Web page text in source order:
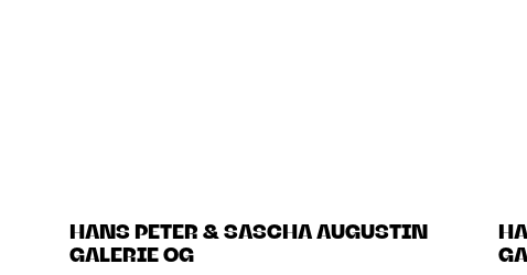
HANS PETER & SASCHA AUGUSTIN
GALERIE OG